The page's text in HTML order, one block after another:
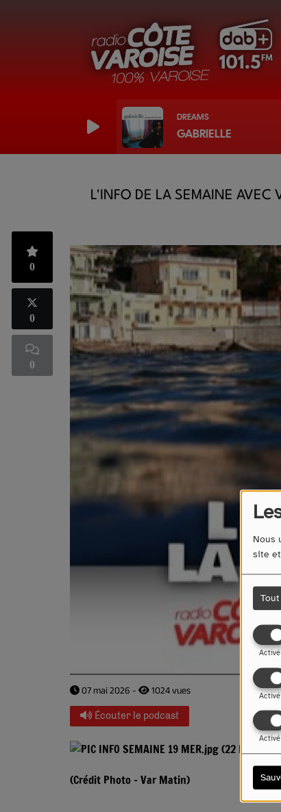
Nous
site
Activé
Activé
Activé
DREAMS
GABRIELLE
L'INFO DE LA SEMAINE AVEC
0
0
0
07 mai 2026 - 1024 vues
Écouter le podcast
(Crédit Photo - Var Matin)